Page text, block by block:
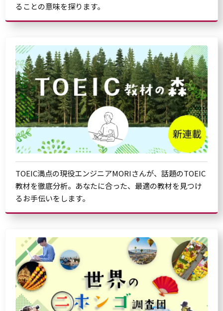
ることの意味を探ります。
TOEIC満点の現役エンジニアMORIさんが、話題のTOEIC
教材を徹底分析。あなたに合った、最適の教材を見つけ
るお手伝いをします。